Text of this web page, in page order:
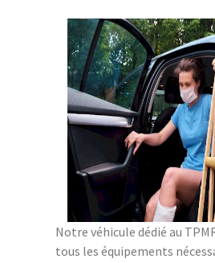
Notre véhicule dédié au
tous les équipements